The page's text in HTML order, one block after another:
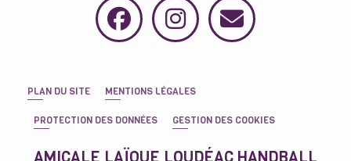
PLAN DU SITE MENTIONS LÉGALES
PROTECTION DES DONNÉES GESTION DES COOKIES